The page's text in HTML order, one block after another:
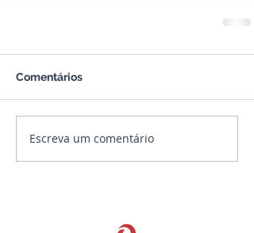
Comentários
Escreva um comentário